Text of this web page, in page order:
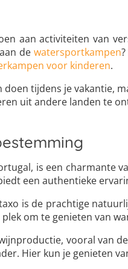
aan activiteiten van
dewatersportkampen
voor kinderen.
doen tijdens je vakantie,
uit andere landen te
is een charmante
een authentieke
is de prachtige
om te genieten van
vooral van
Hier kun je genieten